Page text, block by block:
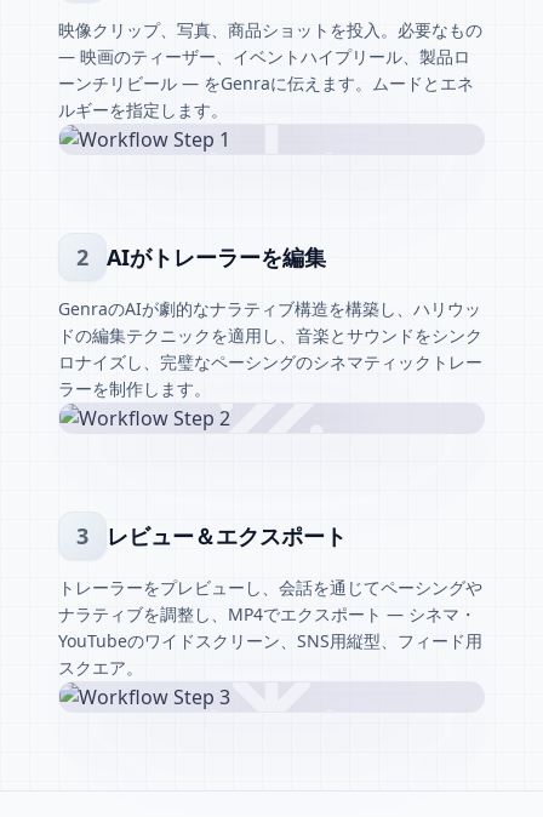
映像クリップ、写真、商品ショットを投入。必要なもの
— 映画のティーザー、イベントハイプリール、製品ロ
ーンチリビール — をGenraに伝えます。ムードとエネ
ルギーを指定します。
2 AIがトレーラーを編集
GenraのAIが劇的なナラティブ構造を構築し、ハリウッ
ドの編集テクニックを適用し、音楽とサウンドをシンク
ロナイズし、完璧なペーシングのシネマティックトレー
ラーを制作します。
3 レビュー＆エクスポート
トレーラーをプレビューし、会話を通じてペーシングや
ナラティブを調整し、MP4でエクスポート — シネマ・
YouTubeのワイドスクリーン、SNS用縦型、フィード用
スクエア。